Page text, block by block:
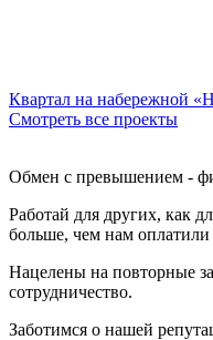
Квартал на набережной
Смотреть все проекты
Обмен с превышением -
Работай для других, как
больше, чем нам оплатили
Нацелены на повторные
сотрудничество.
Заботимся о нашей